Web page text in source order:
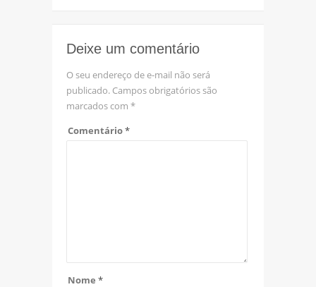
Deixe um comentário
O seu endereço de e-mail não será
publicado. Campos obrigatórios são
marcados com *
Comentário*
Nome *